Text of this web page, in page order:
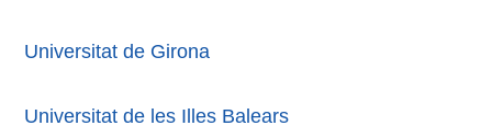
Universitat de Girona
Universitat de les Illes Balears